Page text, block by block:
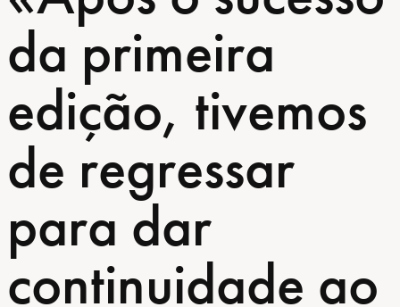
da primeira
edição, tivemos
de regressar
para dar
continuidade ao